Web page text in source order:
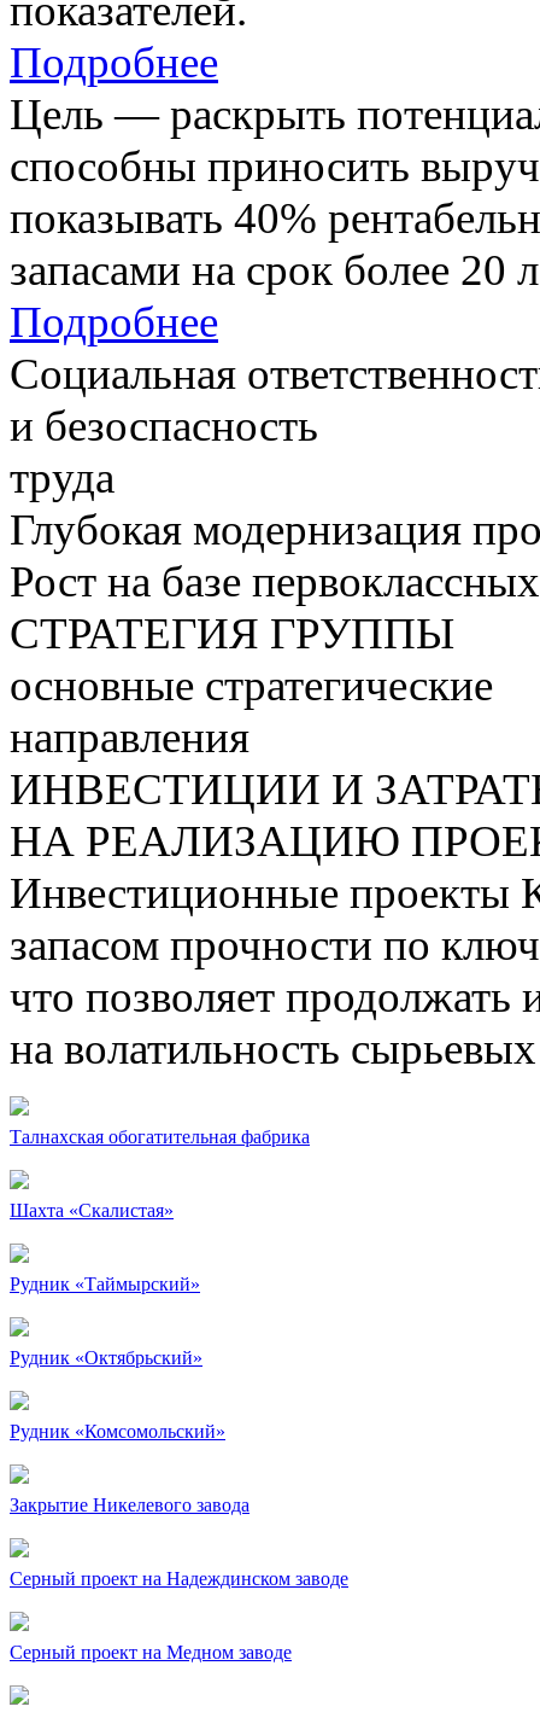
Подробнее
Цель — раскрыть
способны приносить
показывать 40%
запасами на срок более 20
Подробнее
Социальная
и безоспасность
труда
Глубокая модернизация
Рост на базе
СТРАТЕГИЯ ГРУППЫ
основные стратегические
направления
ИНВЕСТИЦИИ И
НА РЕАЛИЗАЦИЮ
Инвестиционные проекты
запасом прочности по
что позволяет продолжать
на волатильность
Талнахская обогатительная фабрика
Шахта «Скалистая»
Рудник «Таймырский»
Рудник «Октябрьский»
Рудник «Комсомольский»
Закрытие Никелевого завода
Серный проект на Надеждинском заводе
Серный проект на Медном заводе